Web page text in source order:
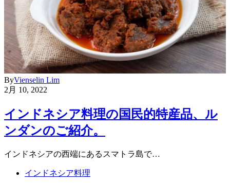
ByVienselin Lim
2月 10, 2022
インドネシア料理の国民的特産品、ル
ンダンのご紹介。
インドネシアの西端にあるスマトラ島で…
インドネシア料理